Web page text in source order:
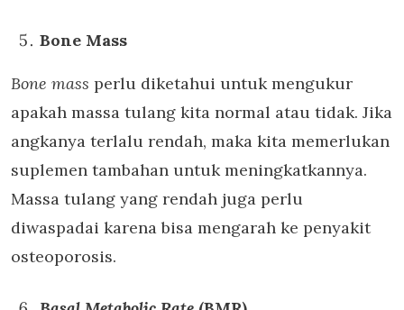
Bone Mass
Bone mass perlu diketahui untuk mengukur
apakah massa tulang kita normal atau tidak. Jika
angkanya terlalu rendah, maka kita memerlukan
suplemen tambahan untuk meningkatkannya.
Massa tulang yang rendah juga perlu
diwaspadai karena bisa mengarah ke penyakit
osteoporosis.